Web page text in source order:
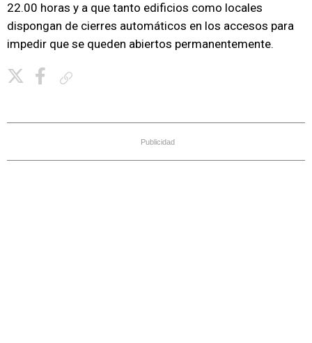
22.00 horas y a que tanto edificios como locales
dispongan de cierres automáticos en los accesos para
impedir que se queden abiertos permanentemente.
Publicidad